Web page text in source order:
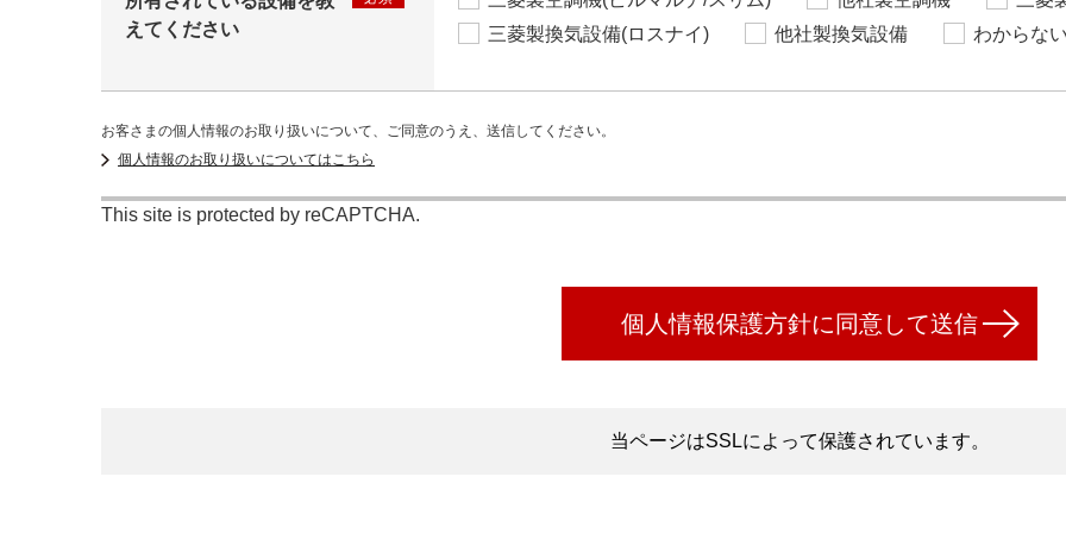
えてください
三菱製換気設備(ロスナイ)
他社製換気設備 わからな
お客さまの個人情報のお取り扱いについて、ご同意のうえ、送信してください。
個人情報のお取り扱いについてはこちら
This site is protected by reCAPTCHA.
個人情報保護方針に同意して送信
当ページはSSLによって保護されています。